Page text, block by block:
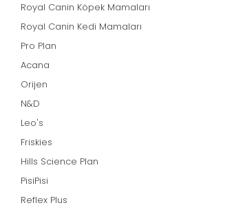
Royal Canin Köpek Mamaları
Royal Canin Kedi Mamaları
Pro Plan
Acana
Orijen
N&D
Leo's
Friskies
Hills Science Plan
PisiPisi
Reflex Plus